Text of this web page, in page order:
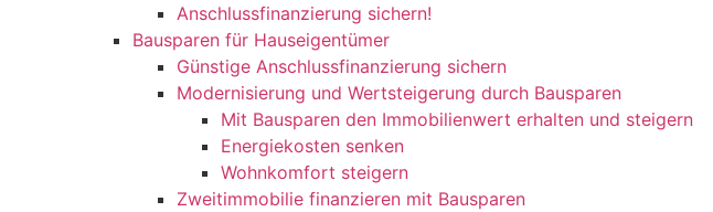
Anschlussfinanzierung sichern!
Bausparen für Hauseigentümer
Günstige Anschlussfinanzierung sichern
Modernisierung und Wertsteigerung durch Bausparen
Mit Bausparen den Immobilienwert erhalten und steigern
Energiekosten senken
Wohnkomfort steigern
Zweitimmobilie finanzieren mit Bausparen